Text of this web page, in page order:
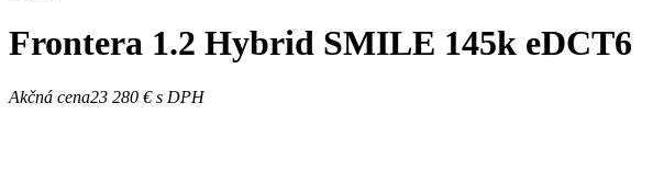
Frontera 1.2 Hybrid SMILE 145k eDCT6
Akčná cena23 280 €s DPH